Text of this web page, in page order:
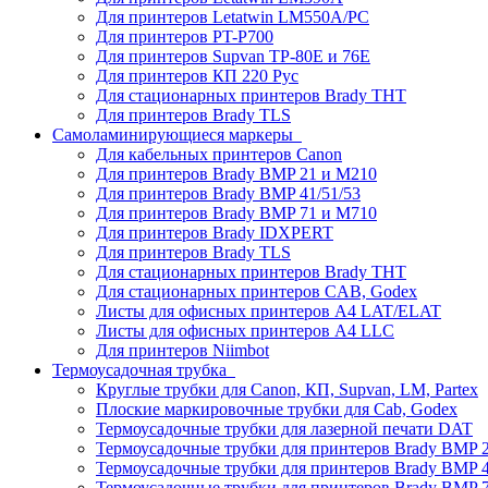
Для принтеров Letatwin LM550A/PC
Для принтеров PT-P700
Для принтеров Supvan TP-80E и 76E
Для принтеров КП 220 Рус
Для стационарных принтеров Brady THT
Для принтеров Brady TLS
Самоламинирующиеся маркеры
Для кабельных принтеров Canon
Для принтеров Brady BMP 21 и M210
Для принтеров Brady BMP 41/51/53
Для принтеров Brady BMP 71 и M710
Для принтеров Brady IDXPERT
Для принтеров Brady TLS
Для стационарных принтеров Brady THT
Для стационарных принтеров CAB, Godex
Листы для офисных принтеров А4 LAT/ELAT
Листы для офисных принтеров А4 LLC
Для принтеров Niimbot
Термоусадочная трубка
Круглые трубки для Canon, КП, Supvan, LM, Partex
Плоские маркировочные трубки для Cab, Godex
Термоусадочные трубки для лазерной печати DAT
Термоусадочные трубки для принтеров Brady BMP
Термоусадочные трубки для принтеров Brady BMP